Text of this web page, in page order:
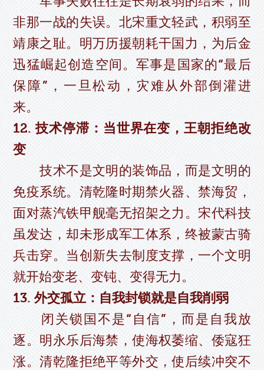
非那一战的失误。北宋重文轻武，积弱至
靖康之耻。明万历援朝耗干国力，为后金
迅猛崛起创造空间。军事是国家的“最后
保障”，一旦松动，灾难从外部倒灌进
来。
12. 技术停滞：当世界在变，王朝拒绝改
变
技术不是文明的装饰品，而是文明的
免疫系统。清乾隆时期禁火器、禁海贸，
面对蒸汽铁甲舰毫无招架之力。宋代科技
虽发达，却未形成军工体系，终被蒙古骑
兵击穿。当创新失去制度支撑，一个文明
就开始变老、变钝、变得无力。
13. 外交孤立：自我封锁就是自我削弱
闭关锁国不是“自信”，而是自我放
逐。明永乐后海禁，使海权萎缩、倭寇狂
涨。清乾隆拒绝平等外交，使后续冲突不